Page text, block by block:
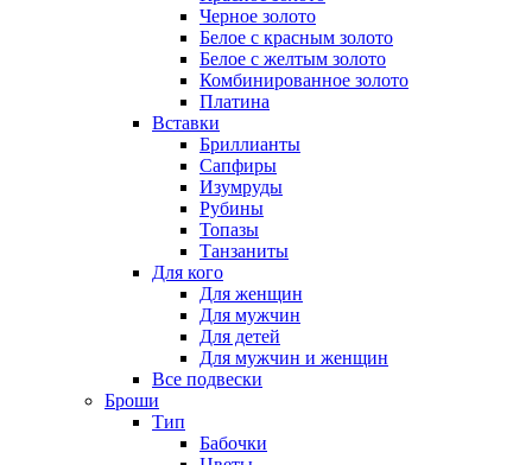
Черное золото
Белое с красным золото
Белое с желтым золото
Комбинированное золото
Платина
Вставки
Бриллианты
Сапфиры
Изумруды
Рубины
Топазы
Танзаниты
Для кого
Для женщин
Для мужчин
Для детей
Для мужчин и женщин
Все подвески
Броши
Тип
Бабочки